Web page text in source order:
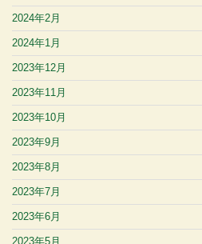
2024年2月
2024年1月
2023年12月
2023年11月
2023年10月
2023年9月
2023年8月
2023年7月
2023年6月
2023年5月